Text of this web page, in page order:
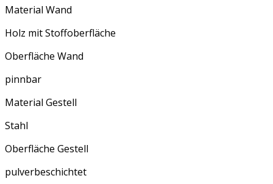
Material Wand
Holz mit Stoffoberfläche
Oberfläche Wand
pinnbar
Material Gestell
Stahl
Oberfläche Gestell
pulverbeschichtet